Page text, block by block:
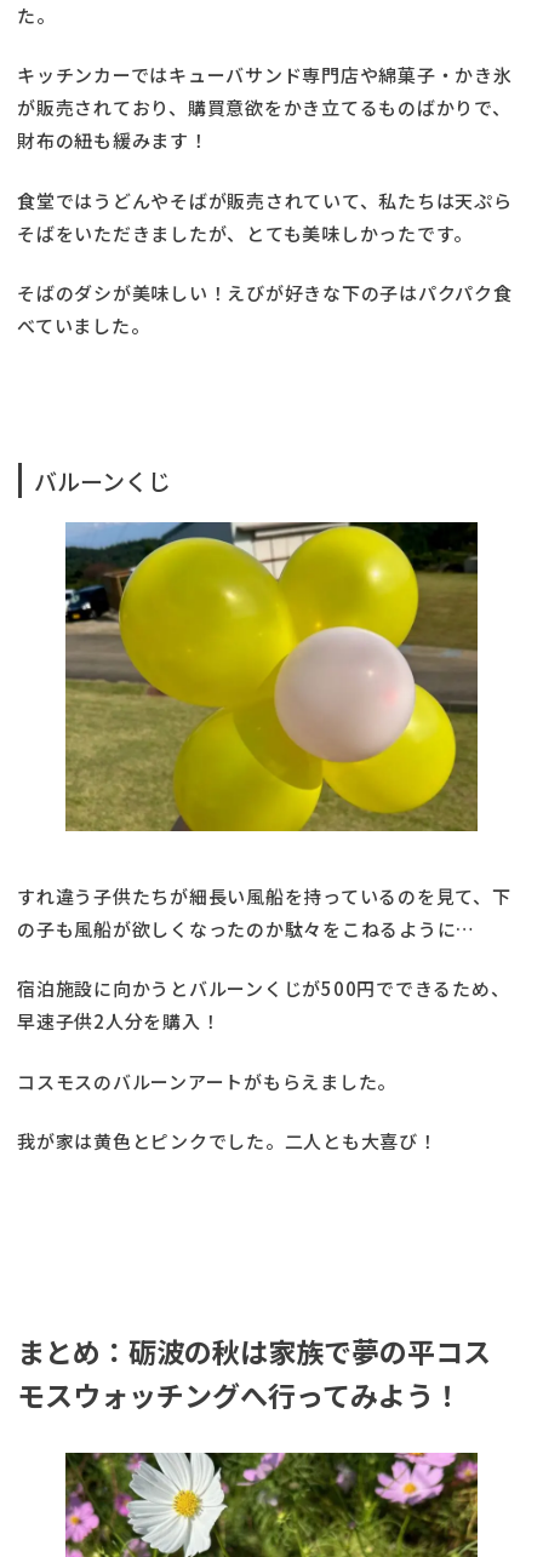
た。
キッチンカーではキューバサンド専門店や綿菓子・かき氷
が販売されており、購買意欲をかき立てるものばかりで、
財布の紐も緩みます！
食堂ではうどんやそばが販売されていて、私たちは天ぷら
そばをいただきましたが、とても美味しかったです。
そばのダシが美味しい！えびが好きな下の子はパクパク食
べていました。
バルーンくじ
すれ違う子供たちが細長い風船を持っているのを見て、下
の子も風船が欲しくなったのか駄々をこねるように…
宿泊施設に向かうとバルーンくじが500円でできるため、
早速子供2人分を購入！
コスモスのバルーンアートがもらえました。
我が家は黄色とピンクでした。二人とも大喜び！
まとめ：砺波の秋は家族で夢の平コス
モスウォッチングへ行ってみよう！